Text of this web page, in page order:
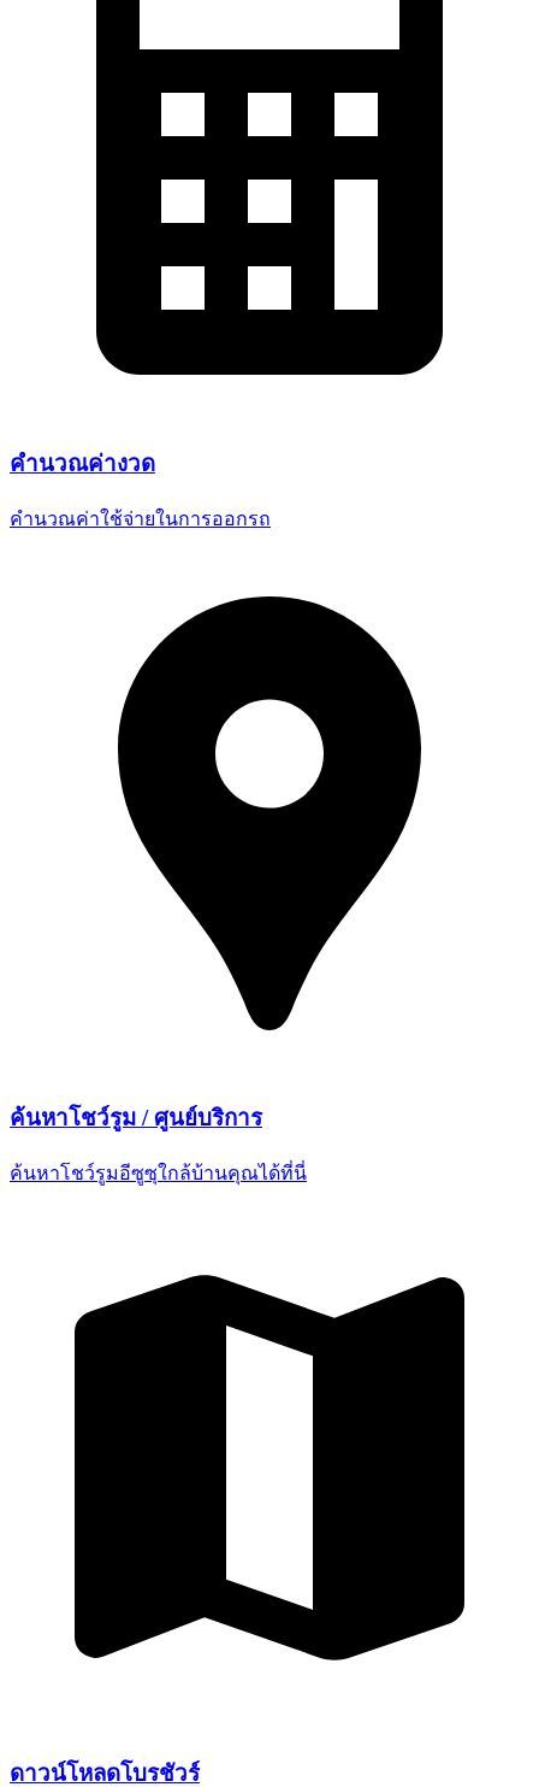
คำนวณค่างวด
คำนวณค่าใช้จ่ายในการออกรถ
ค้นหาโชว์รูม / ศูนย์บริการ
ค้นหาโชว์รูมอีซูซุใกล้บ้านคุณได้ที่นี่
ดาวน์โหลดโบรชัวร์